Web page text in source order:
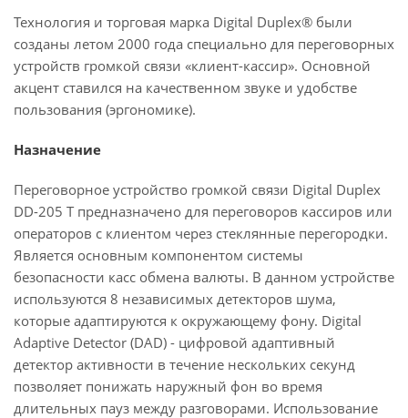
Технология и торговая марка Digital Duplex® были
созданы летом 2000 года специально для переговорных
устройств громкой связи «клиент-кассир». Основной
акцент ставился на качественном звуке и удобстве
пользования (эргономике).
Назначение
Переговорное устройство громкой связи Digital Duplex
DD-205 T предназначено для переговоров кассиров или
операторов с клиентом через стеклянные перегородки.
Является основным компонентом системы
безопасности касс обмена валюты. В данном устройстве
используются 8 независимых детекторов шума,
которые адаптируются к окружающему фону. Digital
Adaptive Detector (DAD) - цифровой адаптивный
детектор активности в течение нескольких секунд
позволяет понижать наружный фон во время
длительных пауз между разговорами. Использование